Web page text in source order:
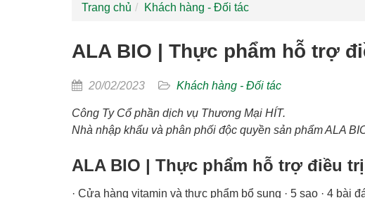
Trang chủ Khách hàng - Đối tác
ALA BIO | Thực phẩm hỗ trợ
20/02/2023 Khách hàng - Đối tác
Công Ty Cổ phần dịch vụ Thương Mại HÍT.
Nhà nhập khẩu và phân phối độc quyền sản phẩm ALA
ALA BIO | Thực phẩm hỗ trợ điều
· Cửa hàng vitamin và thực phẩm bổ sung · 5 sao · 4 bài